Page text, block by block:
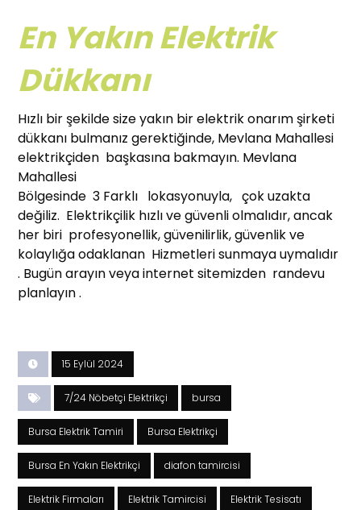
En Yakın Elektrik
Dükkanı
Hızlı bir şekilde size yakın bir elektrik onarım şirketi
dükkanı bulmanız gerektiğinde, Mevlana Mahallesi
elektrikçiden başkasına bakmayın. Mevlana
Mahallesi
Bölgesinde 3 Farklı lokasyonuyla, çok uzakta
değiliz. Elektrikçilik hızlı ve güvenli olmalıdır, ancak
her biri profesyonellik, güvenilirlik, güvenlik ve
kolaylığa odaklanan Hizmetleri sunmaya uymalıdır
. Bugün arayın veya internet sitemizden randevu
planlayın .
15 Eylül 2024
7/24 Nöbetçi Elektrikçi bursa
Bursa Elektrik Tamiri Bursa Elektrikçi
Bursa En Yakın Elektrikçi diafon tamircisi
Elektrik Firmaları Elektrik Tamircisi Elektrik Tesisatı